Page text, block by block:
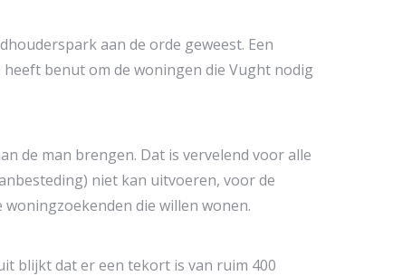
aan de orde geweest. Een
benut om de woningen die Vught nodig
de man brengen. Dat is vervelend voor alle
niet kan uitvoeren, voor de
die willen wonen.
blijkt dat er een tekort is van ruim 400